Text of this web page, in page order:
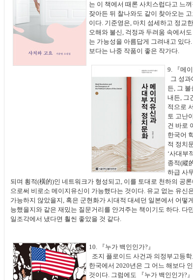
는 이 책에서 때론 사치스럽다고 느
잦아든 뒤 찰나와도 같이 찾아오는
이다. 기준영은, 마치 섬세하고 정교
오해와 불신, 걱정과 두려움 속에서
는 가능성을 아름답게 그려내고 있다.
보다는 나중 작품이 좋은 작가다.
9. 『메
그 성과
든, 그 불
내든, 그
적으로
토 고난
건 바로
한국어
적 정치
‘사대부
종적(縱
하급 사
되며 횡적(橫的)인 네트워크가 형성되고, 이를 토대로 천하의 공
으로써 비로소 메이지유신이 가능했다는 것이다. 유교 없는 유신
가능하지 않았을지, 혹은 군현화가 시대적 대세던 일본에서 어떻
능했을지와 같은 재밌는 질문거리를 안겨주는 책이기도 하다. 다
일조각에서 냈다면 훨씬 좋았을 것 같다.
10. 『누가 백인인가?』
조지 플로이드 사건과 의정부고등
한국에서 2020년은 그 어느 해보다
것이다. 그럼에도 『누가 백인인가?』